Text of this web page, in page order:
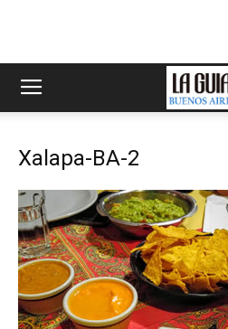
Xalapa-BA-2